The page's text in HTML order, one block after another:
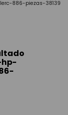
886-piezas-38139